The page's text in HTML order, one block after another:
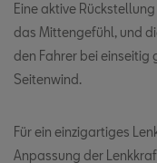
Eine aktive
das Mittengefühl, und
den Fahrer bei einseitig
Seitenwind.
Für ein einzigartiges
Anpassung der